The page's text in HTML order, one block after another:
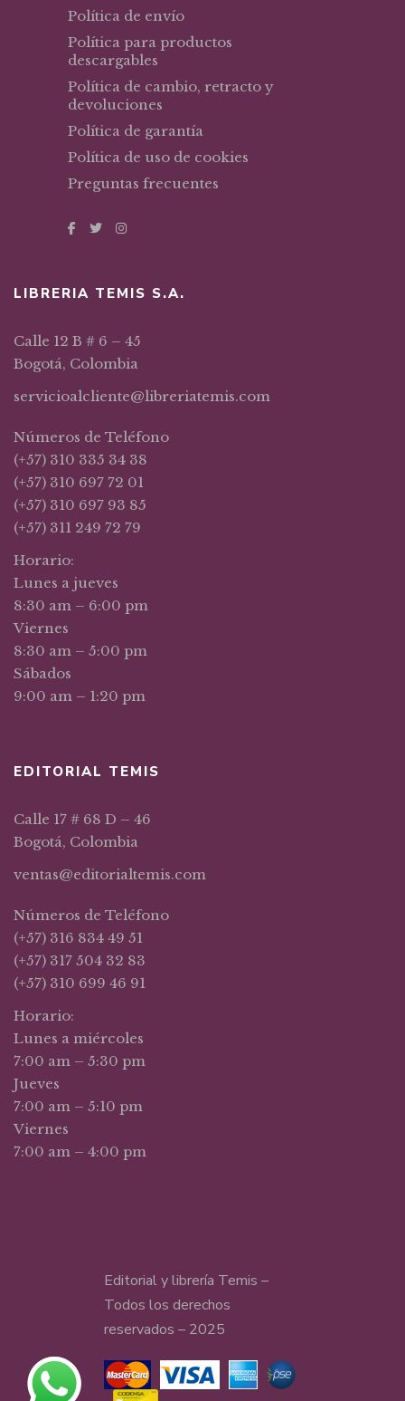
Política de envío
Política para productos
descargables
Política de cambio, retracto y
devoluciones
Política de garantía
Política de uso de cookies
Preguntas frecuentes
LIBRERIA TEMIS S.A.
Calle 12 B # 6 – 45
Bogotá, Colombia
servicioalcliente@libreriatemis.com
Números de Teléfono
(+57) 310 335 34 38
(+57) 310 697 72 01
(+57) 310 697 93 85
(+57) 311 249 72 79
Horario:
Lunes a jueves
8:30 am – 6:00 pm
Viernes
8:30 am – 5:00 pm
Sábados
9:00 am – 1:20 pm
EDITORIAL TEMIS
Calle 17 # 68 D – 46
Bogotá, Colombia
ventas@editorialtemis.com
Números de Teléfono
(+57) 316 834 49 51
(+57) 317 504 32 83
(+57) 310 699 46 91
Horario:
Lunes a miércoles
7:00 am – 5:30 pm
Jueves
7:00 am – 5:10 pm
Viernes
7:00 am – 4:00 pm
Editorial y librería Temis –
Todos los derechos
reservados – 2025